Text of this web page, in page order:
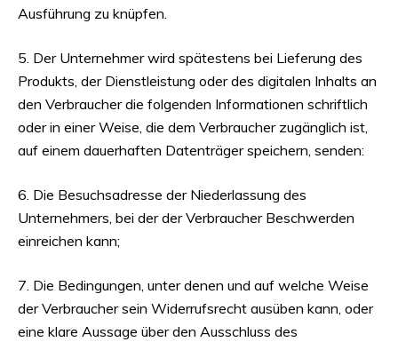
Ausführung zu knüpfen.
5. Der Unternehmer wird spätestens bei Lieferung des
Produkts, der Dienstleistung oder des digitalen Inhalts an
den Verbraucher die folgenden Informationen schriftlich
oder in einer Weise, die dem Verbraucher zugänglich ist,
auf einem dauerhaften Datenträger speichern, senden:
6. Die Besuchsadresse der Niederlassung des
Unternehmers, bei der der Verbraucher Beschwerden
einreichen kann;
7. Die Bedingungen, unter denen und auf welche Weise
der Verbraucher sein Widerrufsrecht ausüben kann, oder
eine klare Aussage über den Ausschluss des